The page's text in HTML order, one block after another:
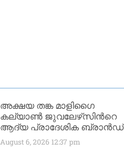
അക്ഷയ തങ്ക മാളിഗൈ
കല്യാണ്‍ ജുവലേഴ്‌സിന്‍റെ
ആദ്യ പ്രാദേശിക ബ്രാന്‍ഡ്
August 6, 2026 12:37 pm